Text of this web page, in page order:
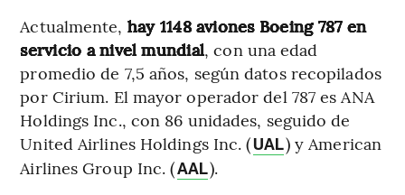
Actualmente, hay 1148 aviones Boeing 787 en
servicio a nivel mundial, con una edad
promedio de 7,5 años, según datos recopilados
por Cirium. El mayor operador del 787 es ANA
Holdings Inc., con 86 unidades, seguido de
United Airlines Holdings Inc. (UAL) y American
Airlines Group Inc. (AAL).